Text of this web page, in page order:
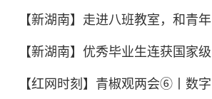
【新湖南】走进八班教室，和青年毛泽东...
【新湖南】优秀毕业生连获国家级殊荣 一...
【红网时刻】青椒观两会⑥丨数字赋能思...